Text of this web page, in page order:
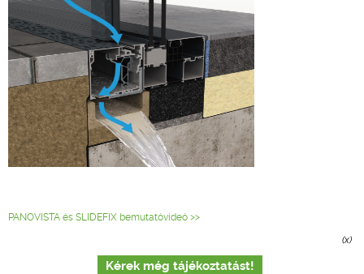
PANOVISTA és SLIDEFIX bemutatóvideó >>
(x)
Kérek még tájékoztatást!